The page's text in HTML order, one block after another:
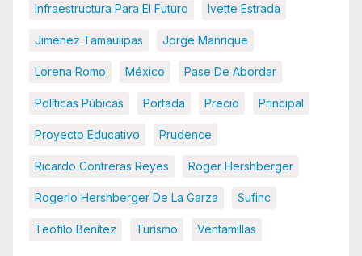
Infraestructura Para El Futuro Ivette Estrada
Jiménez Tamaulipas Jorge Manrique
Lorena Romo México Pase De Abordar
Políticas Púbicas Portada Precio Principal
Proyecto Educativo Prudence
Ricardo Contreras Reyes Roger Hershberger
Rogerio Hershberger De La Garza Sufinc
Teofilo Benítez Turismo Ventamillas